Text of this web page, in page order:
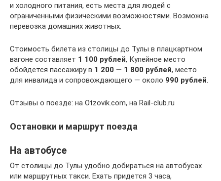
и холодного питания, есть места для людей с
ограниченными физическими возможностями. Возможна
перевозка домашних животных.
Стоимость билета из столицы до Тулы в плацкартном
вагоне составляет 1 100 рублей, Купейное место
обойдется пассажиру в 1 200 — 1 800 рублей, место
для инвалида и сопровождающего — около 990 рублей.
Отзывы о поезде: на Otzovik.com, на Rail-club.ru
Остановки и маршрут поезда
На автобусе
От столицы до Тулы удобно добираться на автобусах
или маршрутных такси. Ехать придется 3 часа,